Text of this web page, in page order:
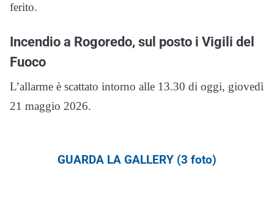
ferito.
Incendio a Rogoredo, sul posto i Vigili del
Fuoco
L’allarme è scattato intorno alle 13.30 di oggi, giovedì
21 maggio 2026.
GUARDA LA GALLERY (3 foto)